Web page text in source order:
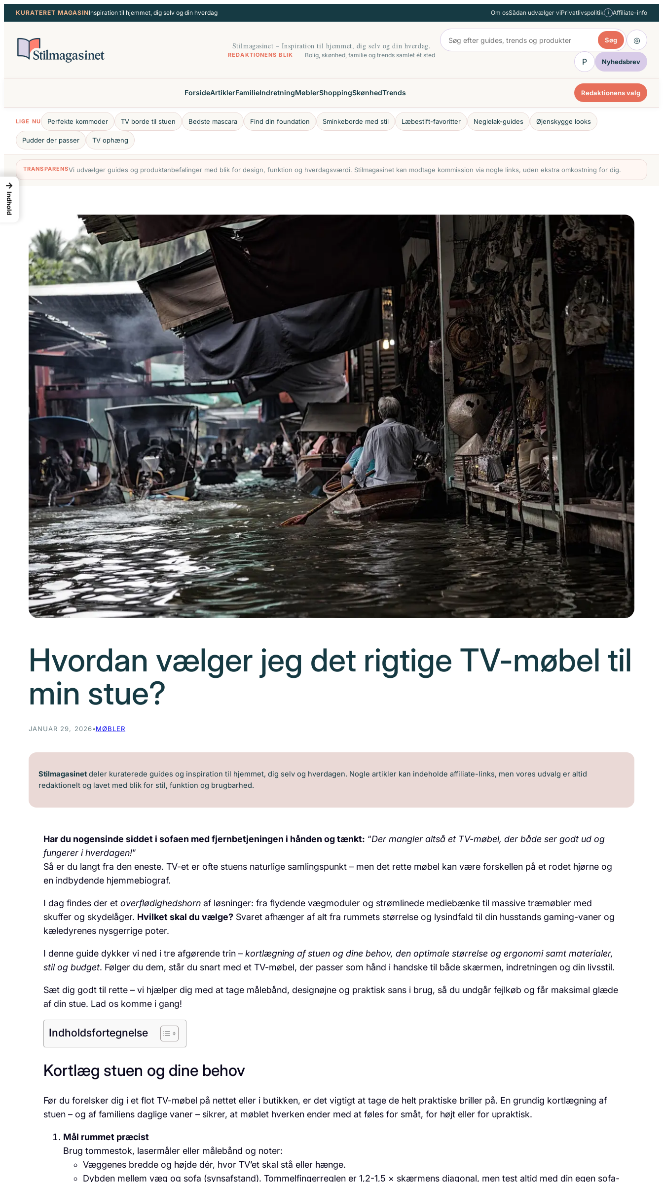
Spring
til
indhold
KURATERET MAGASINInspiration til hjemmet, dig selv og din hverdag Om osSådan udvælger viPrivatlivspolitik i Affiliate-info
Stilmagasinet – Inspiration til hjemmet, dig selv og din hverdag.
REDAKTIONENS BLIK Bolig, skønhed, familie og trends samlet ét sted
Søg ◎
P Nyhedsbrev
ForsideArtiklerFamilieIndretningMøblerShoppingSkønhedTrends Redaktionens valg
LIGE NU Perfekte kommoder TV borde til stuen Bedste mascara Find din foundation Sminkeborde med stil Læbestift-favoritter Neglelak-guides Øjenskygge looks
Pudder der passer TV ophæng
TRANSPARENSVi udvælger guides og produktanbefalinger med blik for design, funktion og hverdagsværdi. Stilmagasinet kan modtage kommission via nogle links, uden ekstra omkostning for dig.
Hvordan vælger jeg det rigtige TV-møbel til
min stue?
JANUAR 29, 2026•MØBLER
Stilmagasinetdeler kuraterede guides og inspiration til hjemmet, dig selv og hverdagen. Nogle artikler kan indeholde affiliate-links, men vores udvalg er altid
redaktionelt og lavet med blik for stil, funktion og brugbarhed.
Har du nogensinde siddet i sofaen med fjernbetjeningen i hånden og tænkt: “Der mangler altså et TV-møbel, der både ser godt ud og
fungerer i hverdagen!”
Så er du langt fra den eneste. TV-et er ofte stuens naturlige samlingspunkt – men det rette møbel kan være forskellen på et rodet hjørne og
en indbydende hjemmebiograf.
I dag findes der et overflødighedshornaf løsninger: fra flydende vægmoduler og strømlinede mediebænke til massive træmøbler med
skuffer og skydelåger. Hvilket skal du vælge?Svaret afhænger af alt fra rummets størrelse og lysindfald til din husstands gaming-vaner og
kæledyrenes nysgerrige poter.
I denne guide dykker vi ned i tre afgørende trin – kortlægning af stuen og dine behov, den optimale størrelse og ergonomi samt materialer,
stil og budget. Følger du dem, står du snart med et TV-møbel, der passer som hånd i handske til både skærmen, indretningen og din livsstil.
Sæt dig godt til rette – vi hjælper dig med at tage målebånd, designøjne og praktisk sans i brug, så du undgår fejlkøb og får maksimal glæde
af din stue. Lad os komme i gang!
Indholdsfortegnelse
Kortlæg stuen og dine behov
Før du forelsker dig i et flot TV-møbel på nettet eller i butikken, er det vigtigt at tage de helt praktiske briller på. En grundig kortlægning af
stuen – og af familiens daglige vaner – sikrer, at møblet hverken ender med at føles for småt, for højt eller for upraktisk.
Mål rummet præcist
Brug tommestok, lasermåler eller målebånd og noter:
Væggenes bredde og højde dér, hvor TV’et skal stå eller hænge.
Dybden mellem væg og sofa (synsafstand). Tommelfingerreglen er 1,2-1,5 × skærmens diagonal, men test altid med din egen sofa-
→
Indhold